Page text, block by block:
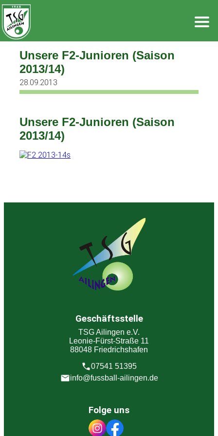
Zum
Inhalt
springen
Unsere F2-Junioren (Saison
2013/14)
28.09.2013
Unsere F2-Junioren (Saison
2013/14)
Geschäftsstelle
TSG Ailingen e.V.
Leonie-Fürst-Straße 11
88048 Friedrichshafen
07541 51395
info@fussball-ailingen.de
Folge uns